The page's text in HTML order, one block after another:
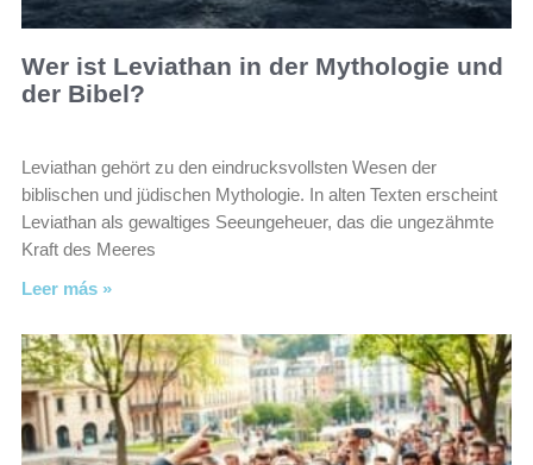
Wer ist Leviathan in der Mythologie und
der Bibel?
Leviathan gehört zu den eindrucksvollsten Wesen der
biblischen und jüdischen Mythologie. In alten Texten erscheint
Leviathan als gewaltiges Seeungeheuer, das die ungezähmte
Kraft des Meeres
Leer más »